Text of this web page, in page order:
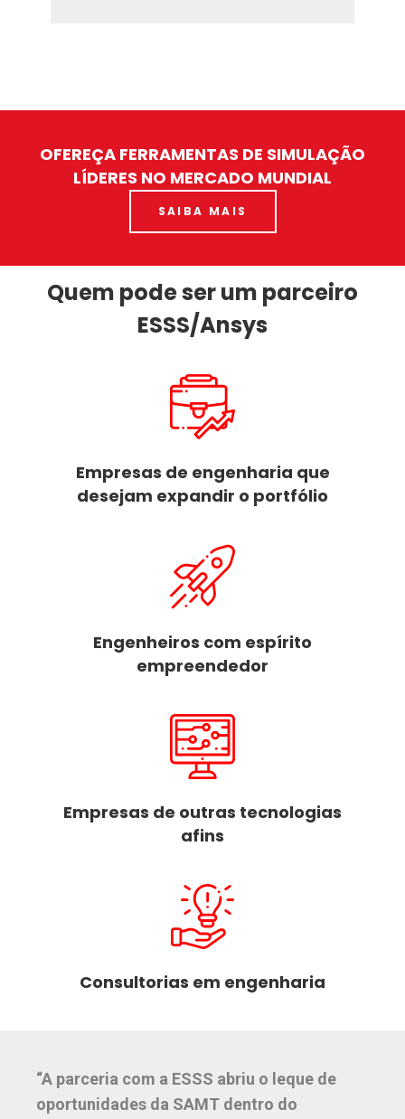
OFEREÇA FERRAMENTAS DE SIMULAÇÃO
LÍDERES NO MERCADO MUNDIAL
SAIBA MAIS
Quem pode ser um parceiro
ESSS/Ansys
Empresas de engenharia que
desejam expandir o portfólio
Engenheiros com espírito
empreendedor
Empresas de outras tecnologias
afins
Consultorias em engenharia
“A parceria com a ESSS abriu o leque de
oportunidades da SAMT dentro do